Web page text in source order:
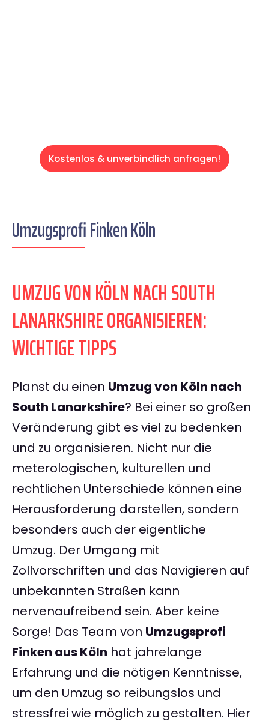
Kostenlos & unverbindlich anfragen!
Umzugsprofi Finken Köln
UMZUG VON KÖLN NACH SOUTH
LANARKSHIRE ORGANISIEREN:
WICHTIGE TIPPS
Planst du einen Umzug von Köln nach
South Lanarkshire? Bei einer so großen
Veränderung gibt es viel zu bedenken
und zu organisieren. Nicht nur die
meterologischen, kulturellen und
rechtlichen Unterschiede können eine
Herausforderung darstellen, sondern
besonders auch der eigentliche
Umzug. Der Umgang mit
Zollvorschriften und das Navigieren auf
unbekannten Straßen kann
nervenaufreibend sein. Aber keine
Sorge! Das Team von Umzugsprofi
Finken aus Köln hat jahrelange
Erfahrung und die nötigen Kenntnisse,
um den Umzug so reibungslos und
stressfrei wie möglich zu gestalten. Hier